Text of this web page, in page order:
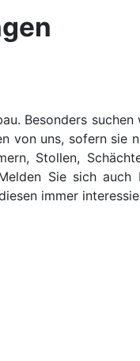
Besonders
von uns, sofern
Stollen,
Sie sich auch
immer